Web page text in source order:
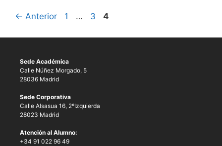
← Anterior 1 … 3 4
Sede Académica
Calle Núñez Morgado, 5
28036 Madrid
Sede Corporativa
Calle Alsasua 16, 2ºIzquierda
28023 Madrid
Atención al Alumno:
+34 91 022 96 49